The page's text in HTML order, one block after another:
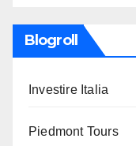
Blogroll
Investire Italia
Piedmont Tours